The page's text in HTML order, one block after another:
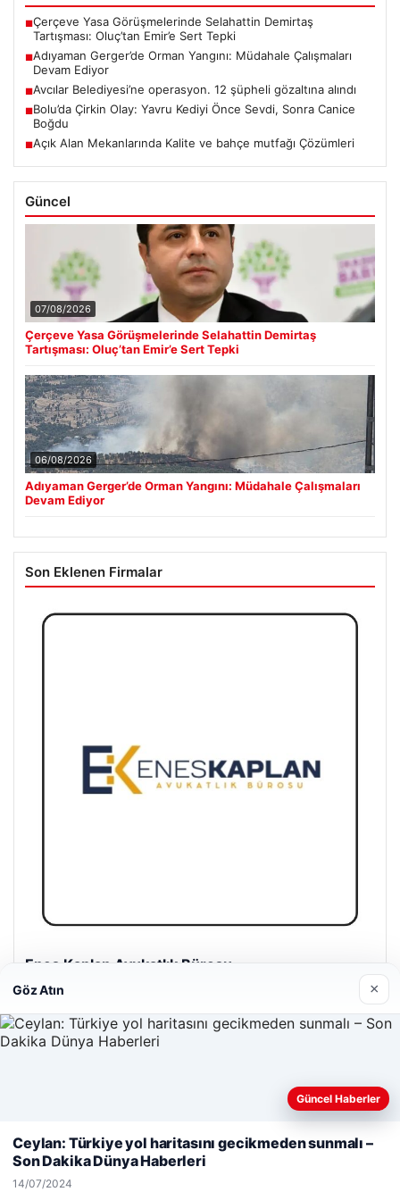
■Çerçeve Yasa Görüşmelerinde Selahattin Demirtaş
Tartışması: Oluç’tan Emir’e Sert Tepki
■Adıyaman Gerger’de Orman Yangını: Müdahale Çalışmaları
Devam Ediyor
■Avcılar Belediyesi’ne operasyon. 12 şüpheli gözaltına alındı
■Bolu’da Çirkin Olay: Yavru Kediyi Önce Sevdi, Sonra Canice
Boğdu
■Açık Alan Mekanlarında Kalite ve bahçe mutfağı Çözümleri
Güncel
07/08/2026
Çerçeve Yasa Görüşmelerinde Selahattin Demirtaş
Tartışması: Oluç’tan Emir’e Sert Tepki
06/08/2026
Adıyaman Gerger’de Orman Yangını: Müdahale Çalışmaları
Devam Ediyor
Son Eklenen Firmalar
Enes Kaplan Avukatlık Bürosu
28/04/2026
Web sitemizi nasıl kullandığınızı daha iyi anlayabilmek,
kullanıyoruz.Çerez Politikamız
Kabul Et
Göz Atın ×
Güncel Haberler
Ceylan: Türkiye yol haritasını gecikmeden sunmalı –
Son Dakika Dünya Haberleri
14/07/2024
lemagrup.com.tr